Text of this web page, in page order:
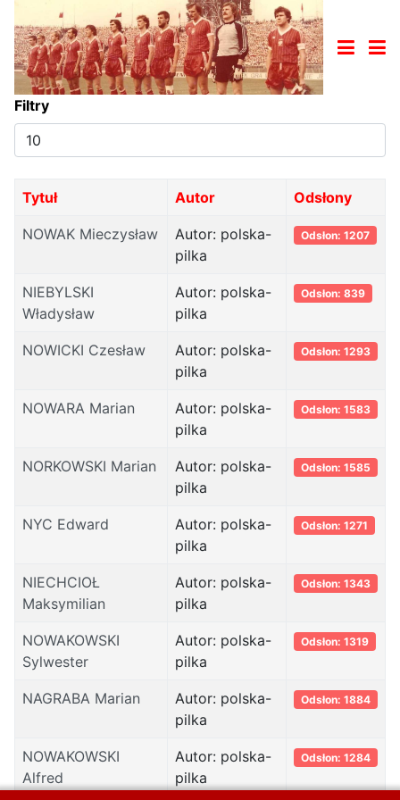
Filtry
Pokaż
#
Tytuł Autor Odsłony
NOWAK Mieczysław
Autor: polska-
pilka
Odsłon: 1207
NIEBYLSKI
Władysław
Autor: polska-
pilka
Odsłon: 839
NOWICKI Czesław
Autor: polska-
pilka
Odsłon: 1293
NOWARA Marian
Autor: polska-
pilka
Odsłon: 1583
NORKOWSKI Marian
Autor: polska-
pilka
Odsłon: 1585
NYC Edward
Autor: polska-
pilka
Odsłon: 1271
NIECHCIOŁ
Maksymilian
Autor: polska-
pilka
Odsłon: 1343
NOWAKOWSKI
Sylwester
Autor: polska-
pilka
Odsłon: 1319
NAGRABA Marian
Autor: polska-
pilka
Odsłon: 1884
NOWAKOWSKI
Alfred
Autor: polska-
pilka
Odsłon: 1284